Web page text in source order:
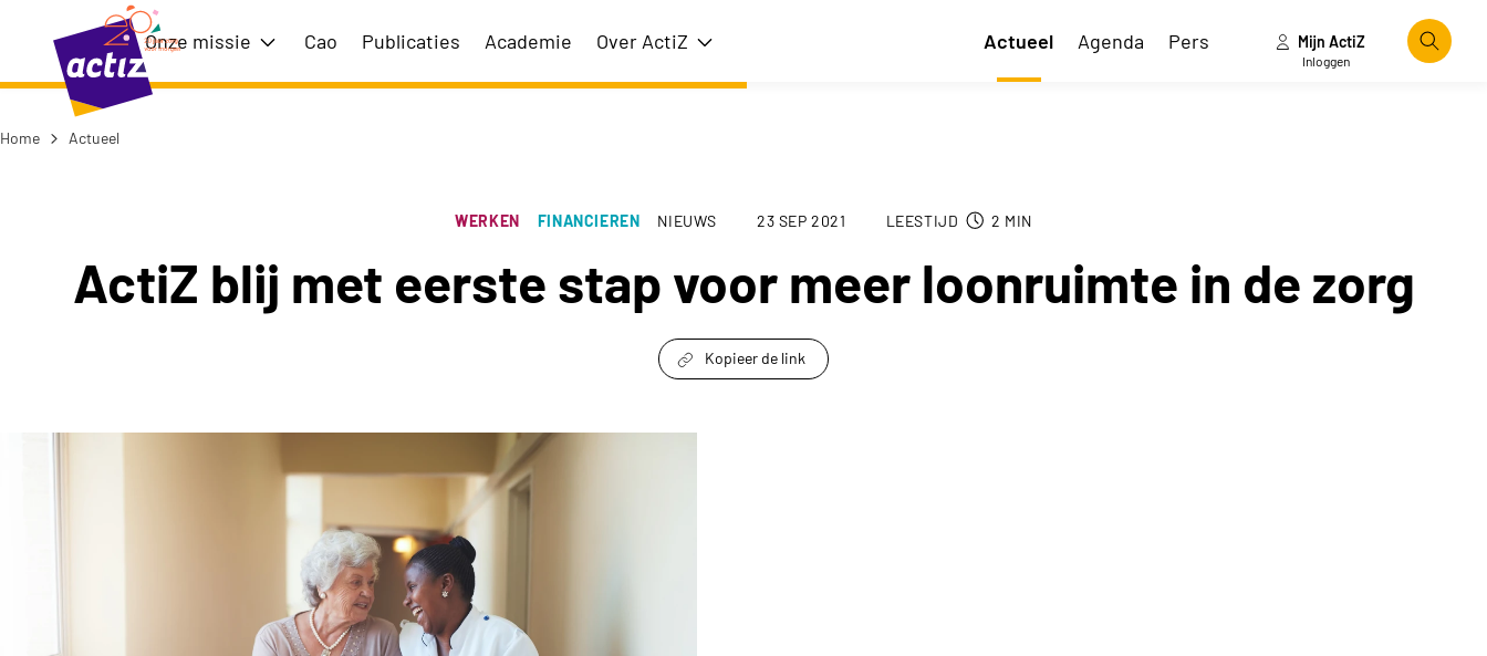
Naar hoofdinhoud
Naar menu
Naar de homepage
Onze missie Toon submenu voor Onze missie
Cao Publicaties Academie Over ActiZ Toon submenu voor Over ActiZ Actueel Agenda Pers Mijn ActiZ
Inloggen
Home Actueel
WERKEN FINANCIEREN NIEUWS 23 SEP 2021 LEESTIJD 2 MIN
ActiZ blij met eerste stap voor meer loonruimte in de zorg
Kopieer de link
ActiZ blij met eerste stap voor meer loonruimte in de zorg keyvisual